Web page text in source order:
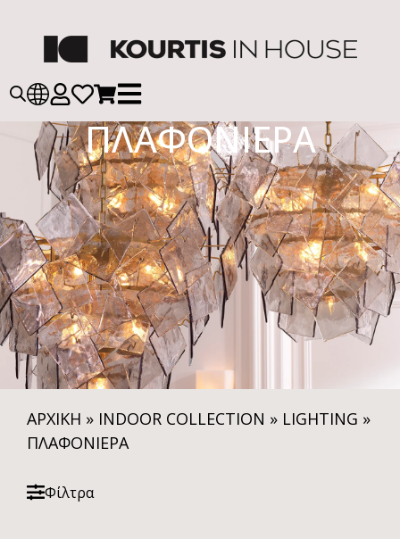
ΠΛΑΦΟΝΙΕΡΑ
ΑΡΧΙΚΗ » INDOOR COLLECTION » LIGHTING »
ΠΛΑΦΟΝΙΈΡΑ
Φίλτρα